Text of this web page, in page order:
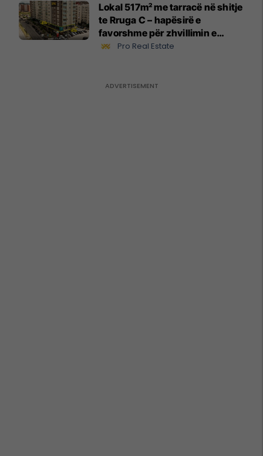
Lokal 517m² me tarracë në shitje
te Rruga C – hapësirë e
favorshme për zhvillimin e
biznesit #15796
Pro Real Estate